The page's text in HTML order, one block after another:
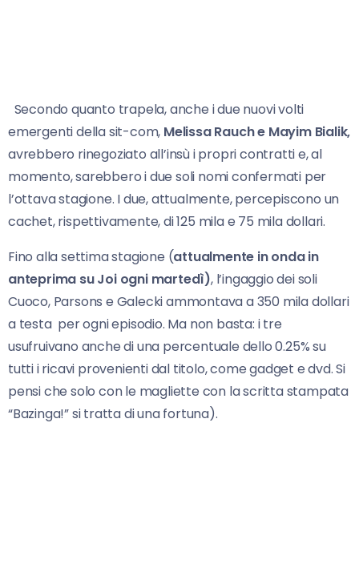
Secondo quanto trapela, anche i due nuovi volti
emergenti della sit-com, Melissa Rauch e Mayim Bialik,
avrebbero rinegoziato all’insù i propri contratti e, al
momento, sarebbero i due soli nomi confermati per
l’ottava stagione. I due, attualmente, percepiscono un
cachet, rispettivamente, di 125 mila e 75 mila dollari.
Fino alla settima stagione (attualmente in onda in
anteprima su Joi ogni martedì), l’ingaggio dei soli
Cuoco, Parsons e Galecki ammontava a 350 mila dollari
a testa per ogni episodio. Ma non basta: i tre
usufruivano anche di una percentuale dello 0.25% su
tutti i ricavi provenienti dal titolo, come gadget e dvd. Si
pensi che solo con le magliette con la scritta stampata
“Bazinga!” si tratta di una fortuna).